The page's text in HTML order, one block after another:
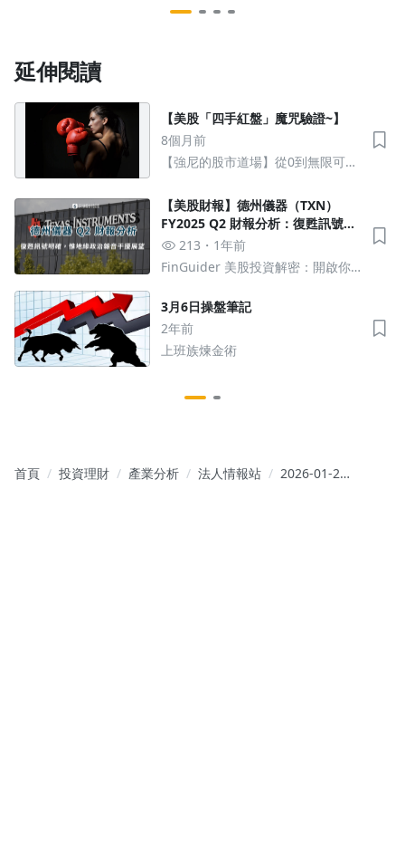
延伸閱讀
【美股「四手紅盤」魔咒驗證~】
8個月前
【強尼的股市道場】從0到無限可能
【美股財報】德州儀器（TXN）
FY2025 Q2 財報分析：復甦訊號明
確，惟地緣政治雜音干擾短期展望
213
1年前
FinGuider 美股投資解密：開啟你
3月6日操盤筆記
2年前
上班族煉金術
首頁 投資理財 產業分析 法人情報站
2026-01-23
去逛逛